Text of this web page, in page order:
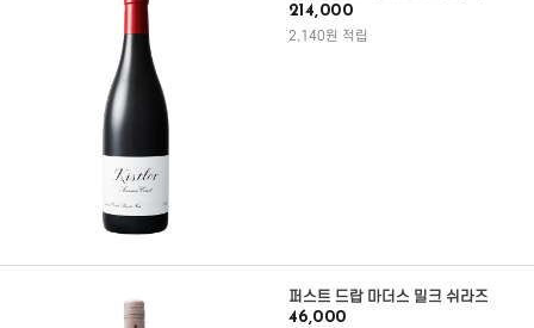
214,000
2,140원 적립
퍼스트 드랍 마더스 밀크 쉬라즈
46,000